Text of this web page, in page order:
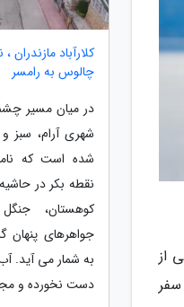
از
کلارآباد مازندران
چالوس به رامسر
در میان مسیر
شهری آرام، سبز
شده است که
نقطه بکر در
کوهستان،
جواهرهای پنهان
به شمار می آید.
دست نخورده و